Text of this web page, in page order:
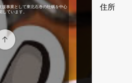
事業として東北石巻の牡蠣を中心
しています。
住所